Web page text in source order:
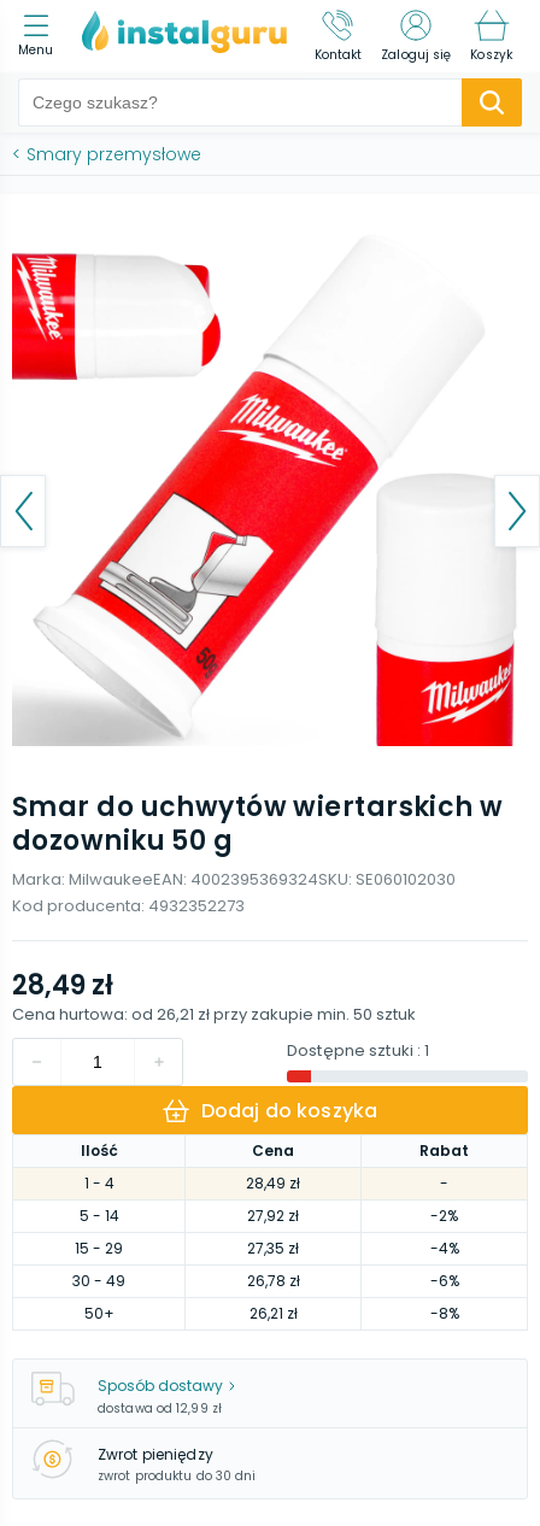
Menu Kontakt Zaloguj się Koszyk
< Smary przemysłowe
Smar do uchwytów wiertarskich w
dozowniku 50 g
Marka: MilwaukeeEAN: 4002395369324SKU: SE060102030
Kod producenta: 4932352273
Ilość Cena
Rabat
1 - 4 28,49 zł
-
5 - 14 27,92 zł
-2%
15 - 29 27,35 zł
-4%
30 - 49 26,78 zł
-6%
50+ 26,21 zł -8%
28,49 zł
Cena hurtowa: od 26,21 złprzy zakupie min. 50 sztuk
Dostępne sztuki : 1
Dodaj do koszyka
Sposób dostawy
dostawa od 12,99 zł
Zwrot pieniędzy
zwrot produktu do 30 dni